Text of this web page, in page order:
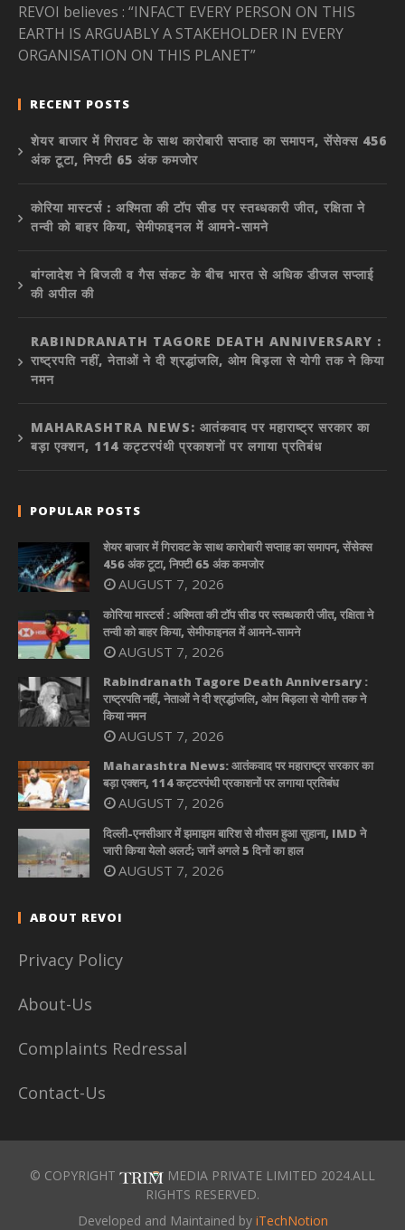
REVOI believes : “INFACT EVERY PERSON ON THIS
EARTH IS ARGUABLY A STAKEHOLDER IN EVERY
ORGANISATION ON THIS PLANET”
RECENT POSTS
शेयर बाजार में गिरावट के साथ कारोबारी सप्ताह का समापन, सेंसेक्स 456
अंक टूटा, निफ्टी 65 अंक कमजोर
कोरिया मास्टर्स : अश्मिता की टॉप सीड पर स्तब्धकारी जीत, रक्षिता ने
तन्वी को बाहर किया, सेमीफाइनल में आमने-सामने
बांग्लादेश ने बिजली व गैस संकट के बीच भारत से अधिक डीजल सप्लाई
की अपील की
RABINDRANATH TAGORE DEATH ANNIVERSARY :
राष्ट्रपति नहीं, नेताओं ने दी श्रद्धांजलि, ओम बिड़ला से योगी तक ने किया
नमन
MAHARASHTRA NEWS: आतंकवाद पर महाराष्ट्र सरकार का
बड़ा एक्शन, 114 कट्टरपंथी प्रकाशनों पर लगाया प्रतिबंध
POPULAR POSTS
शेयर बाजार में गिरावट के साथ कारोबारी सप्ताह का समापन, सेंसेक्स
456 अंक टूटा, निफ्टी 65 अंक कमजोर
AUGUST 7, 2026
कोरिया मास्टर्स : अश्मिता की टॉप सीड पर स्तब्धकारी जीत, रक्षिता ने
तन्वी को बाहर किया, सेमीफाइनल में आमने-सामने
AUGUST 7, 2026
Rabindranath Tagore Death Anniversary :
राष्ट्रपति नहीं, नेताओं ने दी श्रद्धांजलि, ओम बिड़ला से योगी तक ने
किया नमन
AUGUST 7, 2026
Maharashtra News: आतंकवाद पर महाराष्ट्र सरकार का
बड़ा एक्शन, 114 कट्टरपंथी प्रकाशनों पर लगाया प्रतिबंध
AUGUST 7, 2026
दिल्ली-एनसीआर में झमाझम बारिश से मौसम हुआ सुहाना, IMD ने
जारी किया येलो अलर्ट; जानें अगले 5 दिनों का हाल
AUGUST 7, 2026
ABOUT REVOI
Privacy Policy
About-Us
Complaints Redressal
Contact-Us
© COPYRIGHT
MEDIA PRIVATE LIMITED 2024.ALL
RIGHTS RESERVED.
Developed and Maintained by iTechNotion